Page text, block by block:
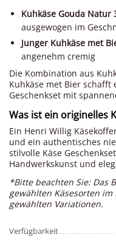
Kuhkäse Gouda Natur
ausgewogen im
Junger Kuhkäse met
angenehm cremig
Die Kombination aus
Kuhkäse met Bier schafft
Geschenkset mit
Was ist ein originelles
Ein Henri Willig
und ein authentisches
stilvolle Käse
Handwerkskunst und
*Bitte beachten Sie: Das
gewählten Käsesorten
gewählten Variationen.
Verfügbarkeit